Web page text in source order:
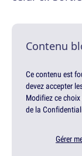
Contenu
Ce contenu est
devez accepter
Modifiez ce
de la
Gérer